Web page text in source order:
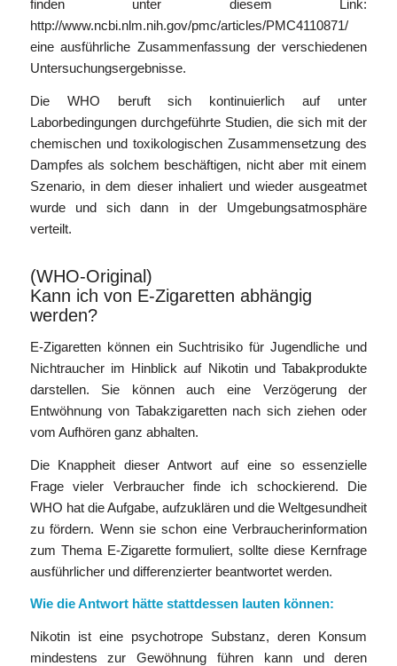
finden unter diesem Link:
http://www.ncbi.nlm.nih.gov/pmc/articles/PMC4110871/
eine ausführliche Zusammenfassung der verschiedenen
Untersuchungsergebnisse.
Die WHO beruft sich kontinuierlich auf unter
Laborbedingungen durchgeführte Studien, die sich mit der
chemischen und toxikologischen Zusammensetzung des
Dampfes als solchem beschäftigen, nicht aber mit einem
Szenario, in dem dieser inhaliert und wieder ausgeatmet
wurde und sich dann in der Umgebungsatmosphäre
verteilt.
(WHO-Original)
Kann ich von E-Zigaretten abhängig
werden?
E-Zigaretten können ein Suchtrisiko für Jugendliche und
Nichtraucher im Hinblick auf Nikotin und Tabakprodukte
darstellen. Sie können auch eine Verzögerung der
Entwöhnung von Tabakzigaretten nach sich ziehen oder
vom Aufhören ganz abhalten.
Die Knappheit dieser Antwort auf eine so essenzielle
Frage vieler Verbraucher finde ich schockierend. Die
WHO hat die Aufgabe, aufzuklären und die Weltgesundheit
zu fördern. Wenn sie schon eine Verbraucherinformation
zum Thema E-Zigarette formuliert, sollte diese Kernfrage
ausführlicher und differenzierter beantwortet werden.
Wie die Antwort hätte stattdessen lauten können:
Nikotin ist eine psychotrope Substanz, deren Konsum
mindestens zur Gewöhnung führen kann und deren